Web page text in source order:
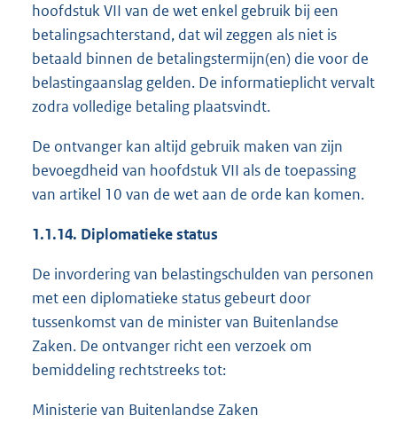
hoofdstuk VII van de wet enkel gebruik bij een
betalingsachterstand, dat wil zeggen als niet is
betaald binnen de betalingstermijn(en) die voor de
belastingaanslag gelden. De informatieplicht vervalt
zodra volledige betaling plaatsvindt.
De ontvanger kan altijd gebruik maken van zijn
bevoegdheid van hoofdstuk VII als de toepassing
van artikel 10 van de wet aan de orde kan komen.
1.1.14. Diplomatieke status
De invordering van belastingschulden van personen
met een diplomatieke status gebeurt door
tussenkomst van de minister van Buitenlandse
Zaken. De ontvanger richt een verzoek om
bemiddeling rechtstreeks tot:
Ministerie van Buitenlandse Zaken